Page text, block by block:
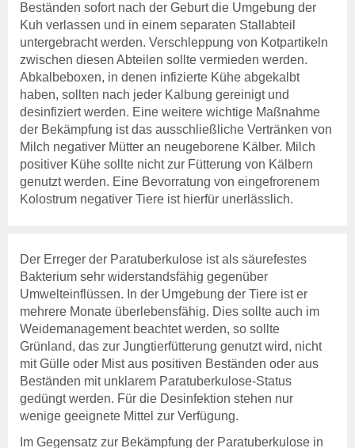
Schaf- & Ziegengesundheit
Veröffentlichungen
Beihilfen & Leistungen
Kontakt
Veranstaltungen
Pferdegesundheit
Veröffentlichungen
Beihilfen & Leistungen
Kontakt
Veranstaltungen
Beihilfen & Leistungen
Veranstaltungen
Fischgesundheit
Veröffentlichungen
Beihilfen & Leistungen
Kontakt
Tiergesundheit
Veranstaltungen
Beständen sofort nach der Geburt die Umgebung der
Kuh verlassen und in einem separaten Stallabteil
untergebracht werden. Verschleppung von Kotpartikeln
zwischen diesen Abteilen sollte vermieden werden.
Abkalbeboxen, in denen infizierte Kühe abgekalbt
haben, sollten nach jeder Kalbung gereinigt und
desinfiziert werden. Eine weitere wichtige Maßnahme
der Bekämpfung ist das ausschließliche Vertränken von
Milch negativer Mütter an neugeborene Kälber. Milch
positiver Kühe sollte nicht zur Fütterung von Kälbern
genutzt werden. Eine Bevorratung von eingefrorenem
Kolostrum negativer Tiere ist hierfür unerlässlich.
Der Erreger der Paratuberkulose ist als säurefestes
Bakterium sehr widerstandsfähig gegenüber
Umwelteinflüssen. In der Umgebung der Tiere ist er
mehrere Monate überlebensfähig. Dies sollte auch im
Weidemanagement beachtet werden, so sollte
Grünland, das zur Jungtierfütterung genutzt wird, nicht
mit Gülle oder Mist aus positiven Beständen oder aus
Beständen mit unklarem Paratuberkulose-Status
gedüngt werden. Für die Desinfektion stehen nur
wenige geeignete Mittel zur Verfügung.
Im Gegensatz zur Bekämpfung der Paratuberkulose in